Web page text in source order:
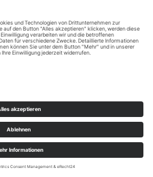
|Mail|Newsletter
|Widerruf | |